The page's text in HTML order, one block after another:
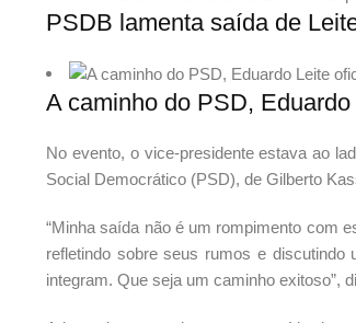
PSDB lamenta saída de
A caminho do PSD,
No evento, o vice-presidente estava ao
Social Democrático (PSD), de Gilberto
“Minha saída não é um rompimento com
refletindo sobre seus rumos e
integram. Que seja um caminho exitoso”,